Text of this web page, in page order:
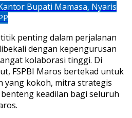
Bupati Mamasa, Nyaris
penting dalam perjalanan
dengan kepengurusan
kolaborasi tinggi. Di
FSPBI Maros bertekad untuk
yang kokoh, mitra strategis
keadilan bagi seluruh